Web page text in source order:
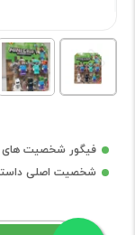
فیگور شخصیت های
شخصیت اصلی